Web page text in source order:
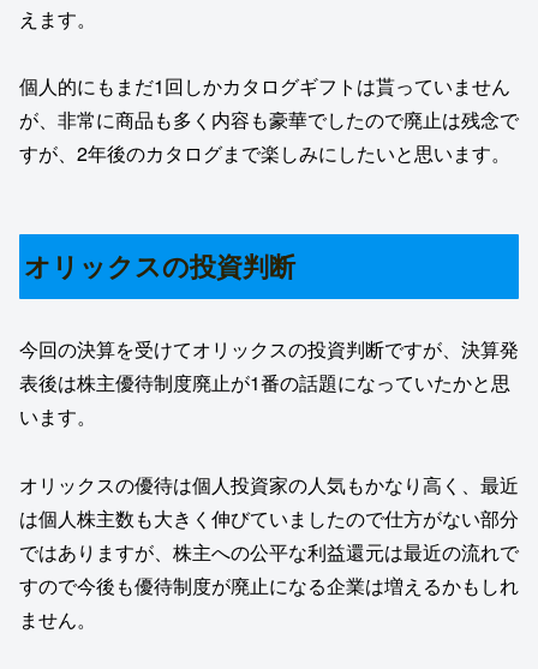
えます。
個人的にもまだ1回しかカタログギフトは貰っていません
が、非常に商品も多く内容も豪華でしたので廃止は残念で
すが、2年後のカタログまで楽しみにしたいと思います。
オリックスの投資判断
今回の決算を受けてオリックスの投資判断ですが、決算発
表後は株主優待制度廃止が1番の話題になっていたかと思
います。
オリックスの優待は個人投資家の人気もかなり高く、最近
は個人株主数も大きく伸びていましたので仕方がない部分
ではありますが、株主への公平な利益還元は最近の流れで
すので今後も優待制度が廃止になる企業は増えるかもしれ
ません。